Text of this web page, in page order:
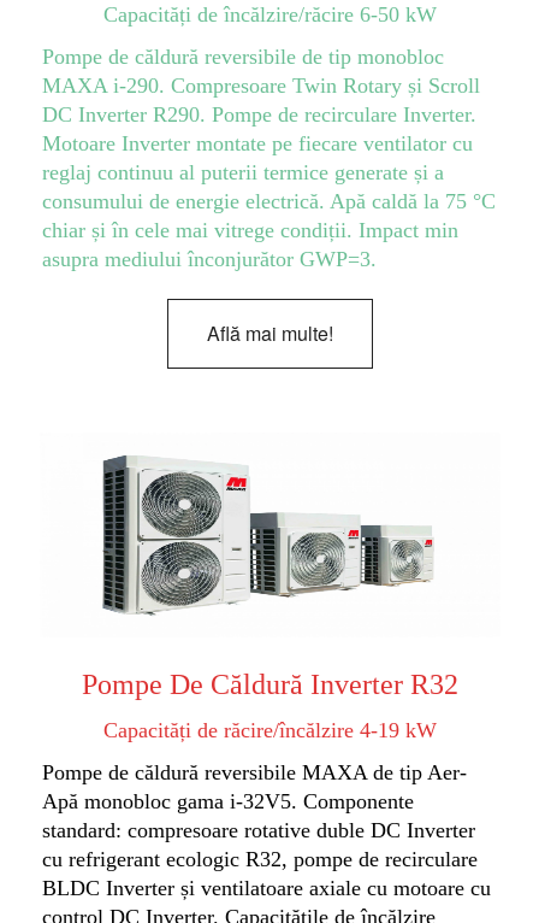
Capacități de încălzire/răcire 6-50 kW
Pompe de căldură reversibile de tip monobloc
MAXA i-290. Compresoare Twin Rotary și Scroll
DC Inverter R290. Pompe de recirculare Inverter.
Motoare Inverter montate pe fiecare ventilator cu
reglaj continuu al puterii termice generate și a
consumului de energie electrică. Apă caldă la 75 °C
chiar și în cele mai vitrege condiții. Impact min
asupra mediului înconjurător GWP=3.
Află mai multe!
Pompe De Căldură Inverter R32
Capacități de răcire/încălzire 4-19 kW
Pompe de căldură reversibile MAXA de tip Aer-
Apă monobloc gama i-32V5. Componente
standard: compresoare rotative duble DC Inverter
cu refrigerant ecologic R32, pompe de recirculare
BLDC Inverter și ventilatoare axiale cu motoare cu
control DC Inverter. Capacitățile de încălzire